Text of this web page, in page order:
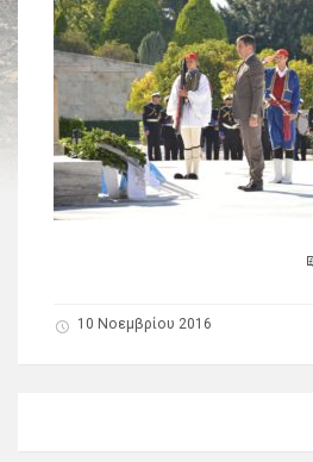
10 Νοεμβρίου 2016